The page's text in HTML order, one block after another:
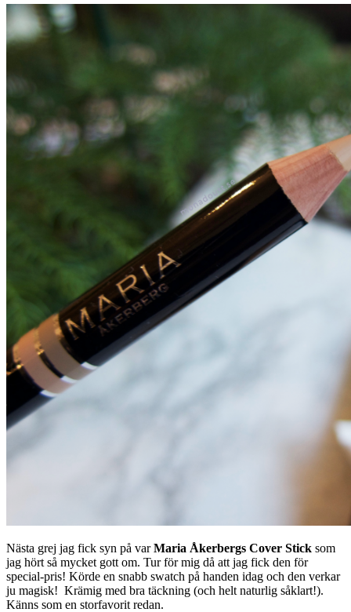
Nästa grej jag fick syn på varMaria Åkerbergs Cover Stick som
jag hört så mycket gott om. Tur för mig då att jag fick den för
special-pris! Körde en snabb swatch på handen idag och den verkar
ju magisk! Krämig med bra täckning (och helt naturlig såklart!).
Känns som en storfavorit redan.